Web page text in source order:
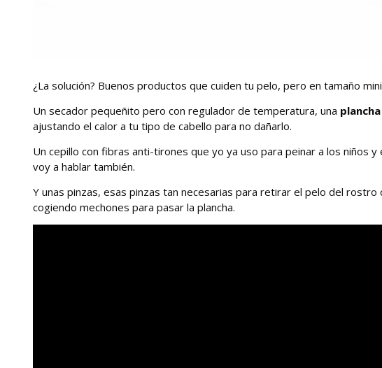
¿La solución? Buenos productos que cuiden tu pelo, pero en tamaño
Un secador pequeñito pero con regulador de temperatura, una
ajustando el calor a tu tipo de cabello para no dañarlo.
Un cepillo con fibras anti-tirones que yo ya uso para peinar a los niños
voy a hablar también.
Y unas pinzas, esas pinzas tan necesarias para retirar el pelo del
cogiendo mechones para pasar la plancha.